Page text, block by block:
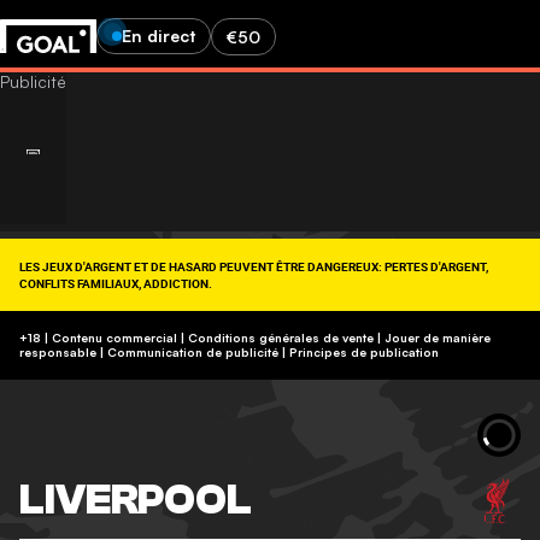
En direct €50
LES JEUX D'ARGENT ET DE HASARD PEUVENT ÊTRE DANGEREUX: PERTES D'ARGENT,
CONFLITS FAMILIAUX, ADDICTION.
https://www.joueurs-info-service.fr/
+18 | Contenu commercial | Conditions générales de vente | Jouer de manière
responsable | Communication de publicité | Principes de publication
LIVERPOOL